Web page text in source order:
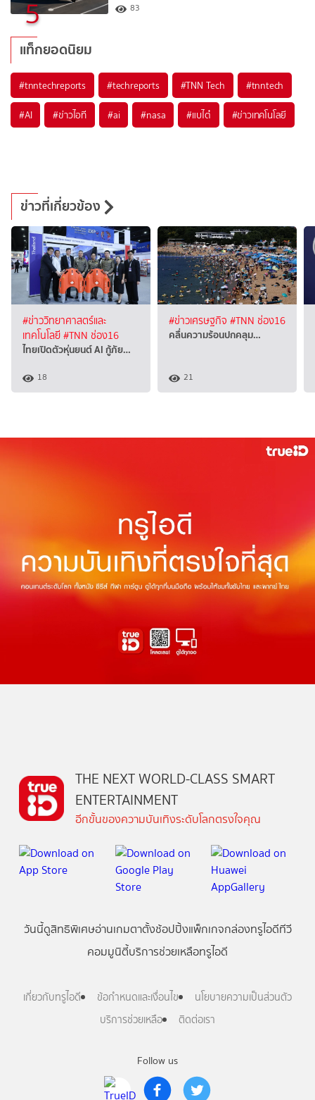
5 83
แท็กยอดนิยม
#tnntechreports #techreports #TNN Tech #tnntech
#AI #ข่าวไอที #ai #nasa #แบไต๋ #ข่าวเทคโนโลยี
ข่าวที่เกี่ยวข้อง
#ข่าววิทยาศาสตร์และ
เทคโนโลยี#TNN ช่อง16
ไทยเปิดตัวหุ่นยนต์ AI กู้ภัย…
18
#ข่าวเศรษฐกิจ #TNN ช่อง16
คลื่นความร้อนปกคลุม…
21
Follow us
THE NEXT WORLD-CLASS SMART
ENTERTAINMENT
อีกขั้นของความบันเทิงระดับโลกตรงใจคุณ
วันนี้ดูสิทธิพิเศษอ่านเกมตาตั้งช้อปปิ้งแพ็กเกจกล่องทรูไอดีทีวี
คอมมูนิตี้บริการช่วยเหลือทรูไอดี
เกี่ยวกับทรูไอดี ข้อกำหนดและเงื่อนไข
นโยบายความเป็นส่วนตัว
บริการช่วยเหลือ
ติดต่อเรา